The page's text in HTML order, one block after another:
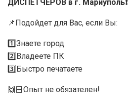
ДИСПЕТЧЕРОВ в г. Мариуполь❗️
📌Подойдет для Вас, если Вы:
1️⃣Знаете город
2️⃣Владеете ПК
3️⃣Быстро печатаете
🙌🏻Опыт не обязателен!